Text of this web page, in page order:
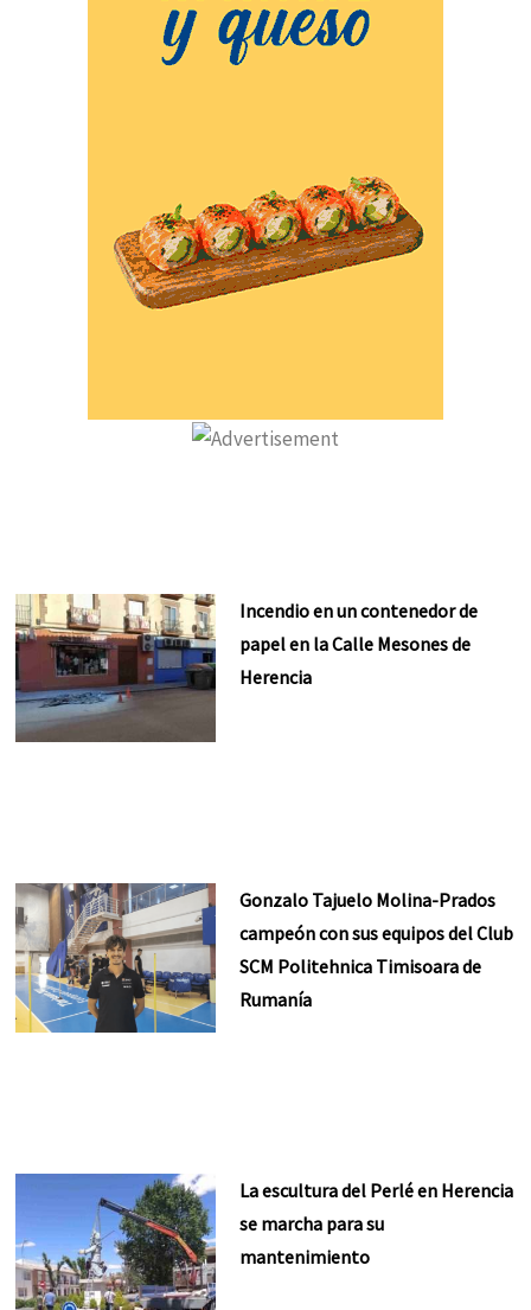
Incendio en un contenedor de
papel en la Calle Mesones de
Herencia
Gonzalo Tajuelo Molina-Prados
campeón con sus equipos del Club
SCM Politehnica Timisoara de
Rumanía
La escultura del Perlé en Herencia
se marcha para su
mantenimiento